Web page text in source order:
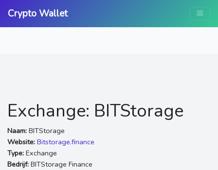
Crypto Wallet
Exchange: BITStorage
Naam: BITStorage
Website: Bitstorage.finance
Type: Exchange
Bedrijf: BITStorage Finance